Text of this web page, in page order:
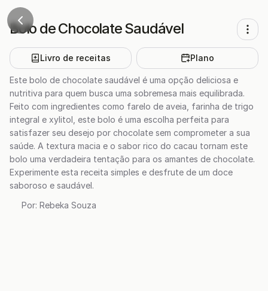
Bolo de Chocolate Saudável
Livro de receitas Plano
Este bolo de chocolate saudável é uma opção deliciosa e
nutritiva para quem busca uma sobremesa mais equilibrada.
Feito com ingredientes como farelo de aveia, farinha de trigo
integral e xylitol, este bolo é uma escolha perfeita para
satisfazer seu desejo por chocolate sem comprometer a sua
saúde. A textura macia e o sabor rico do cacau tornam este
bolo uma verdadeira tentação para os amantes de chocolate.
Experimente esta receita simples e desfrute de um doce
saboroso e saudável.
Por: Rebeka Souza